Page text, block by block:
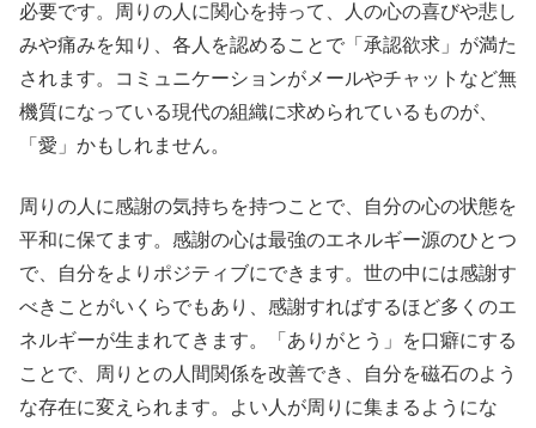
必要です。周りの人に関心を持って、人の心の喜びや悲し
みや痛みを知り、各人を認めることで「承認欲求」が満た
されます。コミュニケーションがメールやチャットなど無
機質になっている現代の組織に求められているものが、
「愛」かもしれません。
周りの人に感謝の気持ちを持つことで、自分の心の状態を
平和に保てます。感謝の心は最強のエネルギー源のひとつ
で、自分をよりポジティブにできます。世の中には感謝す
べきことがいくらでもあり、 感謝すればするほど多くのエ
ネルギーが生まれてきます。「ありがとう」を口癖にする
ことで、周りとの人間関係を改善でき、自分を磁石のよう
な存在に変えられます。よい人が周りに集まるようにな